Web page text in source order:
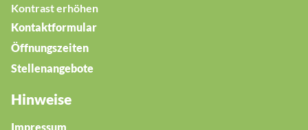
Kontrast erhöhen
Kontaktformular
Öffnungszeiten
Stellenangebote
Hinweise
Impressum